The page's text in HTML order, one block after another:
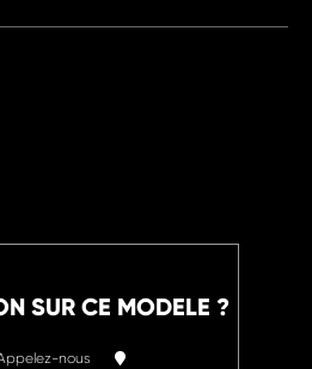
SUR CE MODELE ?
nous